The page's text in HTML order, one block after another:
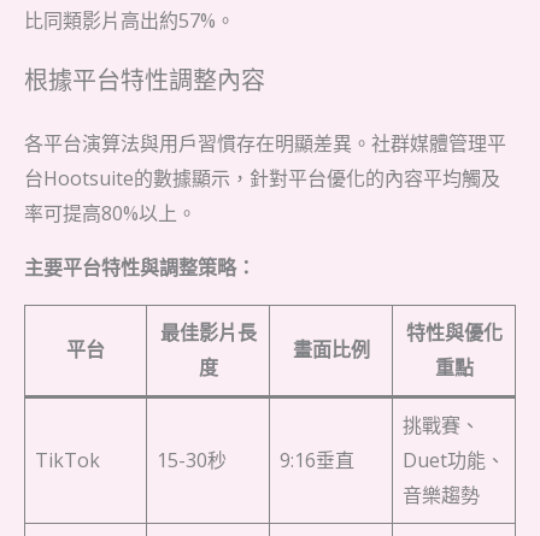
比同類影片高出約57%。
根據平台特性調整內容
各平台演算法與用戶習慣存在明顯差異。社群媒體管理平
台Hootsuite的數據顯示，針對平台優化的內容平均觸及
率可提高80%以上。
主要平台特性與調整策略：
平台
最佳影片長
度
畫面比例
特性與優化
重點
TikTok 15-30秒 9:16垂直
挑戰賽、
Duet功能、
音樂趨勢